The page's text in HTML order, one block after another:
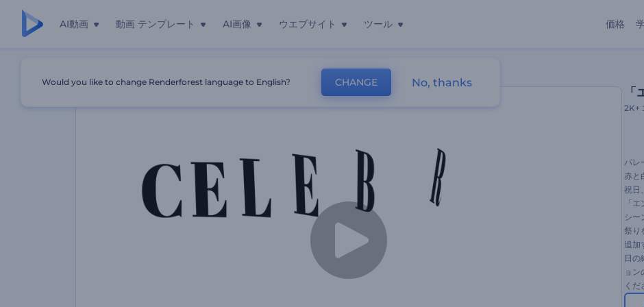
AI動画 動画 テンプレート AI画像 ウエブサイト ツール 価格
2K+
パレ
赤と
祝日
「
シー
祭り
追加
日の
ョ
くだ
Would you like to change Renderforest language to English? CHANGE No, thanks